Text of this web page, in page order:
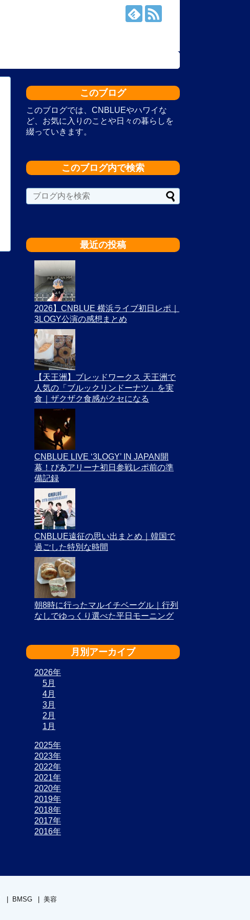
このブログ
このブログでは、CNBLUEやハワイな
ど、お気に入りのことや日々の暮らしを
綴っていきます。
このブログ内で検索
最近の投稿
2026】CNBLUE 横浜ライブ初日レポ｜
3LOGY公演の感想まとめ
【天王洲】ブレッドワークス 天王洲で
人気の「ブルックリンドーナツ」を実
食｜ザクザク食感がクセになる
CNBLUE LIVE ‘3LOGY’ IN JAPAN開
幕！ぴあアリーナ初日参戦レポ前の準
備記録
CNBLUE遠征の思い出まとめ｜韓国で
過ごした特別な時間
朝8時に行ったマルイチベーグル｜行列
なしでゆっくり選べた平日モーニング
月別アーカイブ
2026年
5月
4月
3月
2月
1月
2025年
2023年
2022年
2021年
2020年
2019年
2018年
2017年
2016年
BMSG
美容